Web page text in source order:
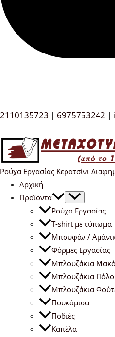
2110135723 | 6975753242 |
Ρούχα Εργασίας Κερατσίνι
Αρχική
Προϊόντα
Ρούχα Εργασίας
T-shirt με τύπωμα
Μπουφάν /
Φόρμες Εργασίας
Μπλουζάκια Μακό
Μπλουζάκια Πόλο
Μπλουζάκια
Πουκάμισα
Ποδιές
Καπέλα